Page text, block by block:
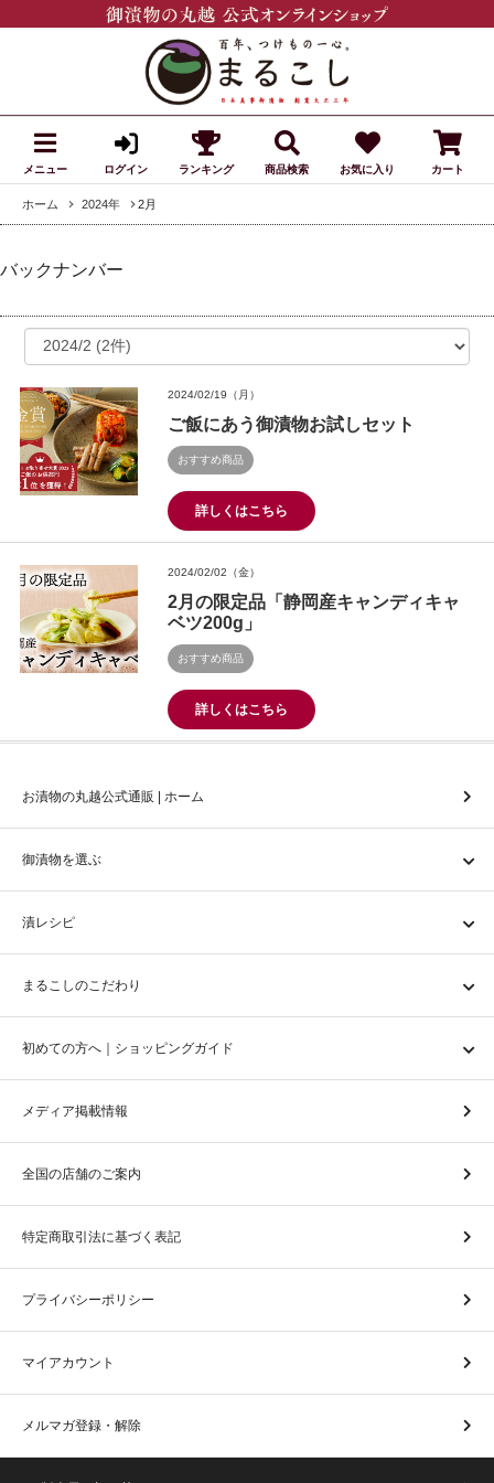
メニュー ログイン ランキング 商品検索 お気に入り カート
ホーム 2024年 2月
バックナンバー
2024/02/19（月）
ご飯にあう御漬物お試しセット
おすすめ商品
詳しくはこちら
2024/02/02（金）
2月の限定品「静岡産キャンディキャ
ベツ200g」
おすすめ商品
詳しくはこちら
お漬物の丸越公式通販 | ホーム
御漬物を選ぶ
漬レシピ
まるこしのこだわり
初めての方へ｜ショッピングガイド
メディア掲載情報
全国の店舗のご案内
特定商取引法に基づく表記
プライバシーポリシー
マイアカウント
メルマガ登録・解除